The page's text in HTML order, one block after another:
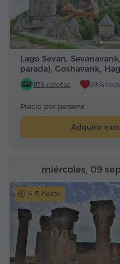
Lago Sevan,
parada), Goshavank,
1178 reseñas 98%
Precio por persona
Adquirir
4-5 horas
miércoles, 09